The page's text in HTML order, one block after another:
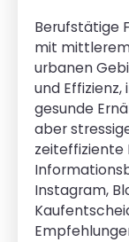
Berufstätige
mit
urbanen
und
gesunde
aber
zeiteffiziente
Instagram,